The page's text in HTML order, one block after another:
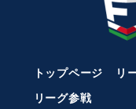
トップページ リ
リーグ参戦